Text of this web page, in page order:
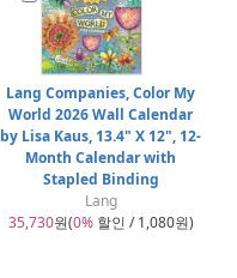
Lang Companies, Color My
World 2026 Wall Calendar
by Lisa Kaus, 13.4" X 12", 12-
Month Calendar with
Stapled Binding
Lang
35,730원(0%할인 / 1,080원)